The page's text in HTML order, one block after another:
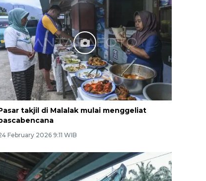
takjil di Malalak mulai menggeliat
February 2026 9:11 WIB